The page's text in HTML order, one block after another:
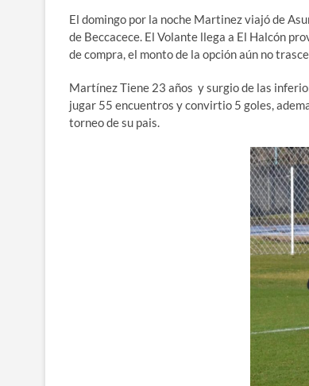
El domingo por la noche Martinez viajó de
de Beccacece. El Volante llega a El Halcón
de compra, el monto de la opción aún no
Martínez Tiene 23 años y surgio de las
jugar 55 encuentros y convirtio 5 goles,
torneo de su pais.